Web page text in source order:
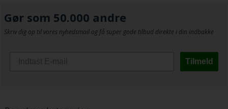
Gør som 50.000 andre
Skriv dig op til vores nyhedsmail og få super gode tilbud direkte i din indbakke
Tilmeld